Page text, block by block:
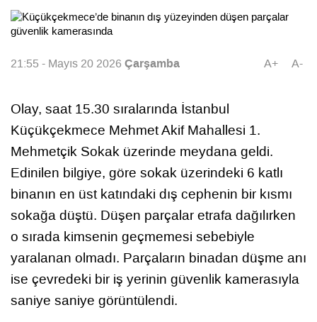
21:55 - Mayıs 20 2026 Çarşamba A+ A-
Olay, saat 15.30 sıralarında İstanbul
Küçükçekmece Mehmet Akif Mahallesi 1.
Mehmetçik Sokak üzerinde meydana geldi.
Edinilen bilgiye, göre sokak üzerindeki 6 katlı
binanın en üst katındaki dış cephenin bir kısmı
sokağa düştü. Düşen parçalar etrafa dağılırken
o sırada kimsenin geçmemesi sebebiyle
yaralanan olmadı. Parçaların binadan düşme anı
ise çevredeki bir iş yerinin güvenlik kamerasıyla
saniye saniye görüntülendi.